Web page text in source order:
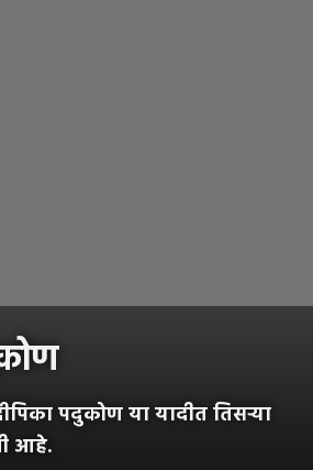
पदुकोण या यादीत तिसऱ्या
आहे.